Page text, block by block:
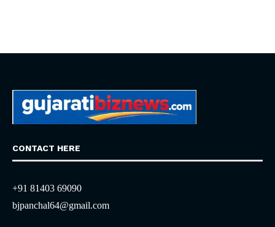
CONTACT HERE
+91 81403 69090
bjpanchal64@gmail.com